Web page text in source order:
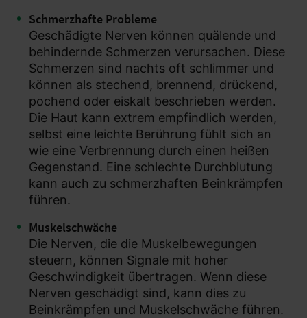
Schmerzhafte Probleme
Geschädigte Nerven können quälende und
behindernde Schmerzen verursachen. Diese
Schmerzen sind nachts oft schlimmer und
können als stechend, brennend, drückend,
pochend oder eiskalt beschrieben werden.
Die Haut kann extrem empfindlich werden,
selbst eine leichte Berührung fühlt sich an
wie eine Verbrennung durch einen heißen
Gegenstand. Eine schlechte Durchblutung
kann auch zu schmerzhaften Beinkrämpfen
führen.
Muskelschwäche
Die Nerven, die die Muskelbewegungen
steuern, können Signale mit hoher
Geschwindigkeit übertragen. Wenn diese
Nerven geschädigt sind, kann dies zu
Beinkrämpfen und Muskelschwäche führen.